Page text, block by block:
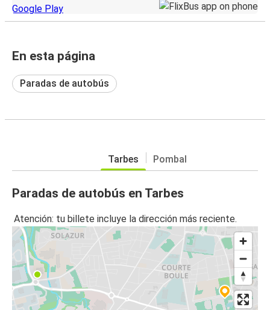
En esta página
Paradas de autobús
Tarbes Pombal
Paradas de autobús en Tarbes
Atención: tu billete incluye la dirección más reciente.